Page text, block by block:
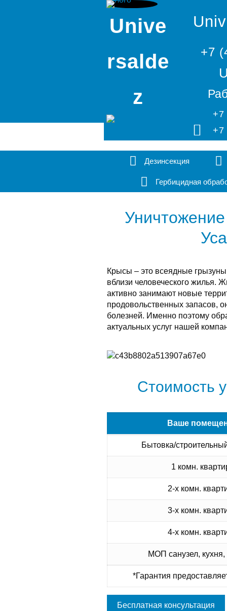
Unive
rsalde
z
+7
+7
+7
Дезинсекция
Гербицидная
Крысы – это всеядные
вблизи человеческого жилья.
активно занимают новые
продовольственных запасов,
болезней. Именно поэтому
актуальных услуг нашей
Стоимость
Ваше
Бытовка/
1 комн.
2-х комн.
3-х комн.
4-х комн.
МОП санузел, кухня,
*Гарантия
Бесплатная консультация